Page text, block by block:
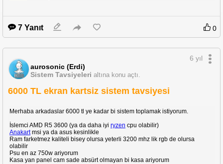
7 Yanıt 0
aurosonic (Erdi)
Sistem Tavsiyeleri altına konu açtı.
6 yıl
6000 TL ekran kartsiz sistem tavsiyesi
Merhaba arkadaslar 6000 tl ye kadar bi sistem toplamak istiyorum.
İslemci AMD R5 3600 (ya da daha iyi ryzen cpu olabilir)
Anakartmsi ya da asus kesinlikle
Ram farketmez kaliteli bisey olursa yeterli 3200 mhz lik rgb de olursa
olabilir
Psu en az 750w ariyorum
Kasa yan panel cam sade absürt olmayan bi kasa ariyorum